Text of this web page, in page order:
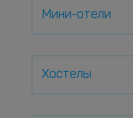
Мини-отели
Хостелы